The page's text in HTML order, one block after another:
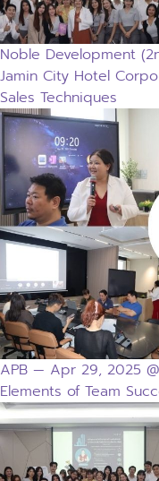
Noble Development
Jamin City Hotel
Sales Techniques
APB — Apr 29, 2025
Elements of Team